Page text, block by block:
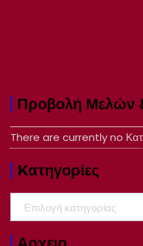
Προβολή Μελών
There are currently no
Kατηγορίες
Kατηγορίες